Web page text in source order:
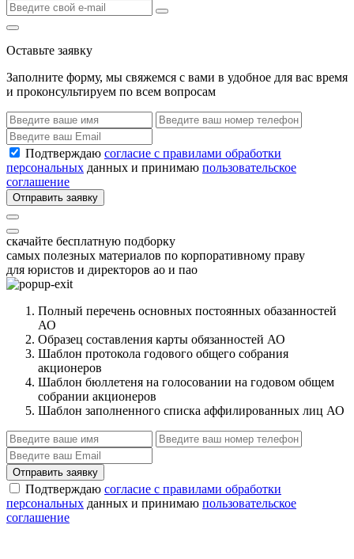
Оставьте заявку
Заполните форму, мы свяжемся с вами в удобное для вас время
и проконсультируем по всем вопросам
Подтверждаю согласие с правилами обработки
персональных данных и принимаю пользовательское
соглашение
Отправить заявку
скачайте бесплатную подборку
самых полезных материалов по корпоративному праву
для юристов и директоров ао и пао
Полный перечень основных постоянных обазанностей
АО
Образец составления карты обязанностей АО
Шаблон протокола годового общего собрания
акционеров
Шаблон бюллетеня на голосовании на годовом общем
собрании акционеров
Шаблон заполненного списка аффилированных лиц АО
Отправить заявку
Подтверждаю согласие с правилами обработки
персональных данных и принимаю пользовательское
соглашение